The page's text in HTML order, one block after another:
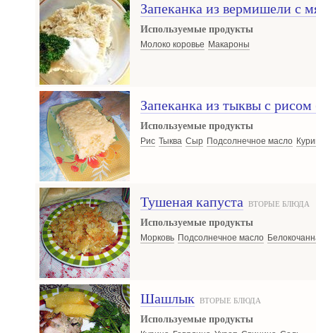
Запеканка из вермишели с
Используемые продукты
Молоко коровье Макароны
Запеканка из тыквы с
Используемые продукты
Рис Тыква Сыр Подсолнечное масло
Тушеная капуста ВТОРЫЕ БЛЮДА
Используемые продукты
Морковь Подсолнечное масло
Шашлык ВТОРЫЕ БЛЮДА
Используемые продукты